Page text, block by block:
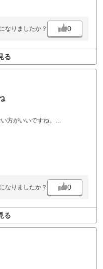
なりましたか？ 0
る
方がいいですね。
ね。
なりましたか？ 0
る